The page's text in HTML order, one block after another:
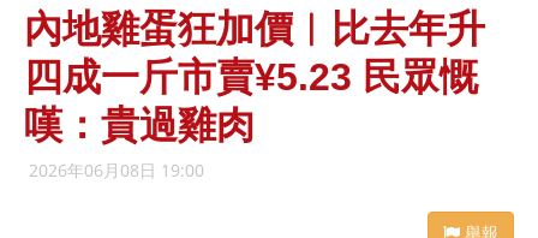
內地雞蛋狂加價︱比去年升
四成一斤市賣¥5.23 民眾慨
嘆：貴過雞肉
2026年06月08日 19:00
舉報